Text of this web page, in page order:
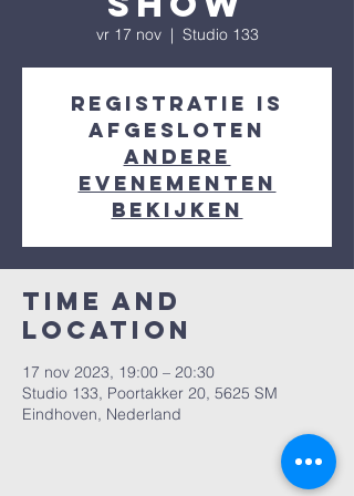
vr 17 nov
  |
Studio 133
Registratie is
afgesloten
Andere
evenementen
bekijken
Time and
Location
17 nov 2023, 19:00 – 20:30
Studio 133, Poortakker 20, 5625 SM
Eindhoven, Nederland